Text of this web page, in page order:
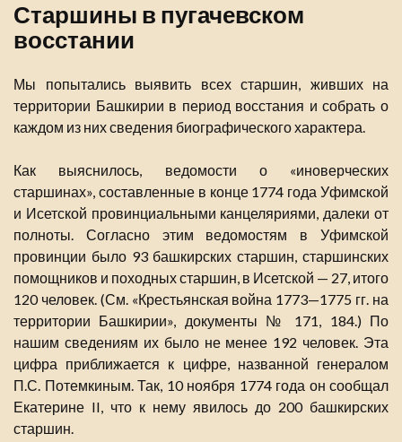
Старшины в пугачевском
восстании
Мы попытались выявить всех старшин, живших на
территории Башкирии в период восстания и собрать о
каждом из них сведения биографического характера.
Как выяснилось, ведомости о «иноверческих
старшинах», составленные в конце 1774 года Уфимской
и Исетской провинциальными канцеляриями, далеки от
полноты. Согласно этим ведомостям в Уфимской
провинции было 93 башкирских старшин, старшинских
помощников и походных старшин, в Исетской — 27, итого
120 человек. (См. «Крестьянская война 1773—1775 гг. на
территории Башкирии», документы № 171, 184.) По
нашим сведениям их было не менее 192 человек. Эта
цифра приближается к цифре, названной генералом
П.С. Потемкиным. Так, 10 ноября 1774 года он сообщал
Екатерине II, что к нему явилось до 200 башкирских
старшин.